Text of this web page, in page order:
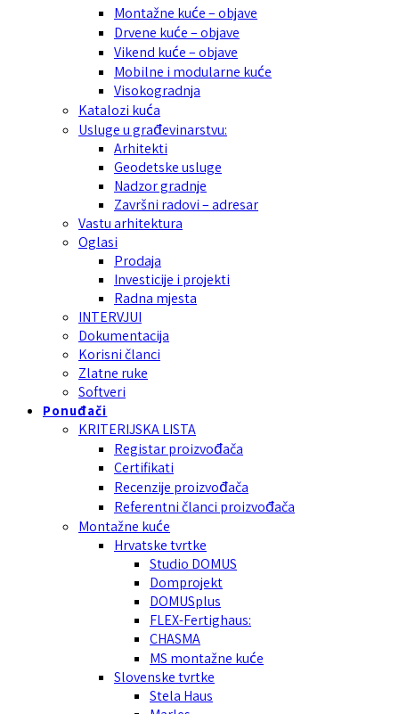
Montažne kuće – objave
Drvene kuće – objave
Vikend kuće – objave
Mobilne i modularne kuće
Visokogradnja
Katalozi kuća
Usluge u građevinarstvu:
Arhitekti
Geodetske usluge
Nadzor gradnje
Završni radovi – adresar
Vastu arhitektura
Oglasi
Prodaja
Investicije i projekti
Radna mjesta
INTERVJUI
Dokumentacija
Korisni članci
Zlatne ruke
Softveri
Ponuđači
KRITERIJSKA LISTA
Registar proizvođača
Certifikati
Recenzije proizvođača
Referentni članci proizvođača
Montažne kuće
Hrvatske tvrtke
Studio DOMUS
Domprojekt
DOMUSplus
FLEX-Fertighaus:
CHASMA
MS montažne kuće
Slovenske tvrtke
Stela Haus